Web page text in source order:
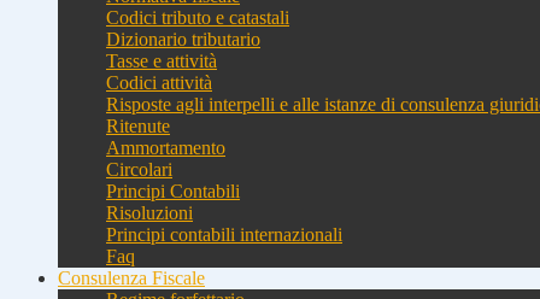
Codici tributo e catastali
Dizionario tributario
Tasse e attività
Codici attività
Risposte agli interpelli e alle istanze di consulenza
Ritenute
Ammortamento
Circolari
Principi Contabili
Risoluzioni
Principi contabili internazionali
Faq
Consulenza Fiscale